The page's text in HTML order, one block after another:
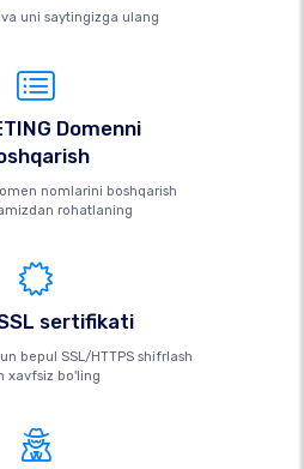
uni saytingizga ulang
Domenni
nomlarini boshqarish
rohatlaning
sertifikati
bepul SSL/HTTPS shifrlash
xavfsiz bo'ling